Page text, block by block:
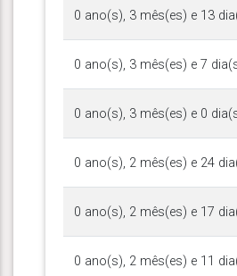
0 ano(s), 3 mês(es) e 13
0 ano(s), 3 mês(es) e 7
0 ano(s), 3 mês(es) e 0
0 ano(s), 2 mês(es) e 24
0 ano(s), 2 mês(es) e 17
0 ano(s), 2 mês(es) e 11